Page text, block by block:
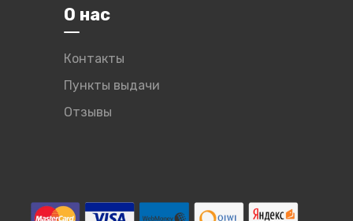
О нас
Контакты
Пункты выдачи
Отзывы